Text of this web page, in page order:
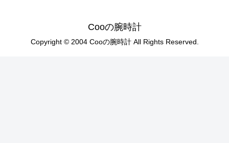
Cooの腕時計
Copyright © 2004 Cooの腕時計 All Rights Reserved.